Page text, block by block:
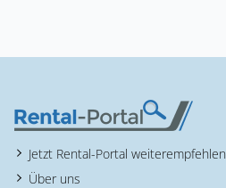
Jetzt Rental-Portal weiterempfehlen
Über uns